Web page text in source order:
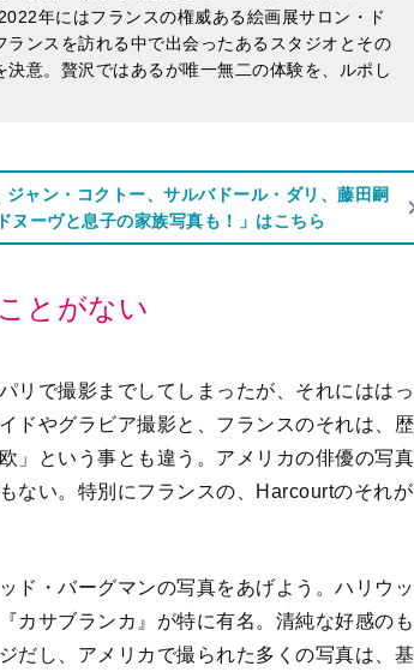
ャン・コクトー、サルバドール・ダリ、藤田嗣
とがない
ドやグラビア撮影と、フランスのそれは、歴
ない。特別にフランスの、Harcourtのそれが
ド・バーグマンの写真をあげよう。ハリウッ
カサブランカ』が特に有名。清純な好感のも
ては、マリリン・モンローを思わせるものさ
女性の理想像」というものが、写真に投影さ